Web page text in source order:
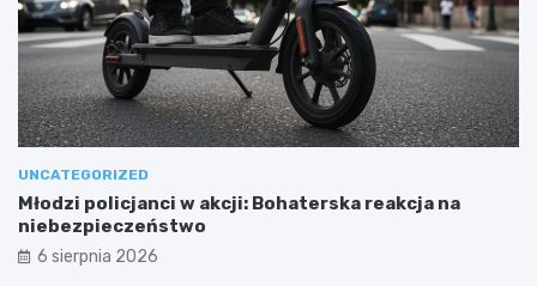
UNCATEGORIZED
Młodzi policjanci w akcji: Bohaterska reakcja na
niebezpieczeństwo
6 sierpnia 2026